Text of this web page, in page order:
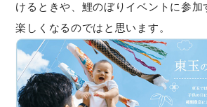
けるときや、鯉のぼりイベントに参加
楽しくなるのではと思います。